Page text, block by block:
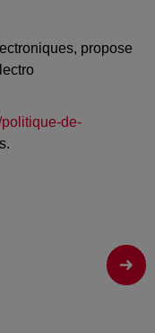
propose
de-